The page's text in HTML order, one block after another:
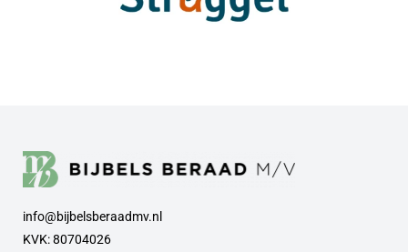
info@bijbelsberaadmv.nl
KVK: 80704026